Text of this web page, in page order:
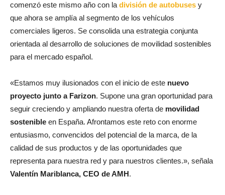
comenzó este mismo año con la división de autobuses y
que ahora se amplía al segmento de los vehículos
comerciales ligeros. Se consolida una estrategia conjunta
orientada al desarrollo de soluciones de movilidad sostenibles
para el mercado español.
«Estamos muy ilusionados con el inicio de este nuevo
proyecto junto a Farizon. Supone una gran oportunidad para
seguir creciendo y ampliando nuestra oferta de movilidad
sostenible en España. Afrontamos este reto con enorme
entusiasmo, convencidos del potencial de la marca, de la
calidad de sus productos y de las oportunidades que
representa para nuestra red y para nuestros clientes.», señala
Valentín Mariblanca, CEO de AMH.